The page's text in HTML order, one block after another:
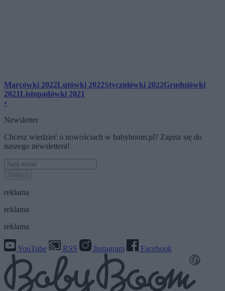
Marcówki 2022Lutówki 2022Styczniówki 2022Grudniówki
2021Listopadówki 2021
•
Newsletter
Chcesz wiedzieć o nowościach w babyboom.pl? Zapisz się do
naszego newslettera!
reklama
reklama
reklama
YouTube RSS Instagram Facebook